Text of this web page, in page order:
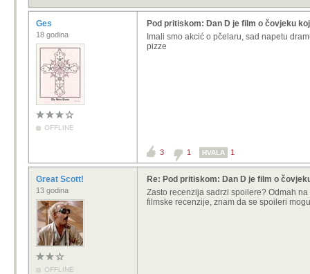
Ges
18 godina
OFFLINE
Pod pritiskom: Dan D je film o čovjeku
Imali smo akcić o pčelaru, sad napetu
pizze
3 1 HVALA 1
Great Scott!
13 godina
OFFLINE
Re: Pod pritiskom: Dan D je film o
Zasto recenzija sadrzi spoilere? Odmah
filmske recenzije, znam da se spoileri